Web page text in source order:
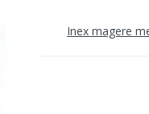
Inex magere